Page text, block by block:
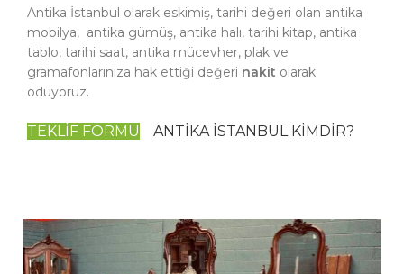
Antika İstanbul olarak eskimiş, tarihi değeri olan antika
mobilya, antika gümüş, antika halı, tarihi kitap, antika
tablo, tarihi saat, antika mücevher, plak ve
gramafonlarınıza hak ettiği değeri nakit olarak
ödüyoruz.
TEKLİF FORMU ANTİKA İSTANBUL KİMDİR?